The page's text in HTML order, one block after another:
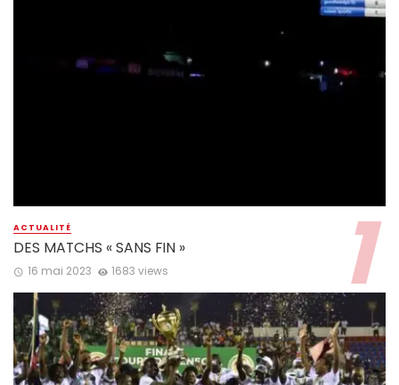
ACTUALITÉ
DES MATCHS « SANS FIN »
16 mai 2023 1683 views